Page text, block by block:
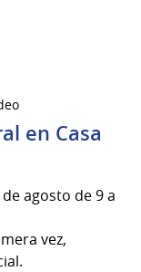
en Casa
agosto de 9 a
vez,